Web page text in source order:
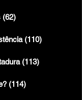
(62)
(110)
(113)
(114)